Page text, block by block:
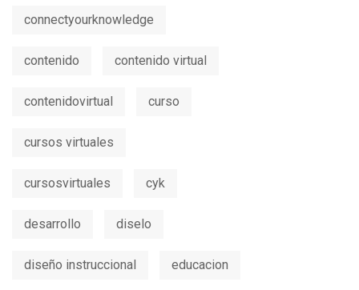
connectyourknowledge
contenido contenido virtual
contenidovirtual curso
cursos virtuales
cursosvirtuales cyk
desarrollo diselo
diseño instruccional educacion